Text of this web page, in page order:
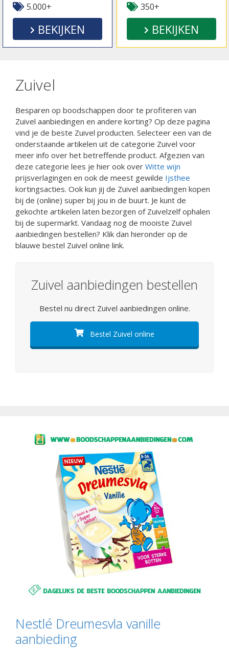
5.000+
BEKIJKEN
350+
BEKIJKEN
Zuivel
Besparen op boodschappen door te profiteren van
Zuivel aanbiedingen en andere korting? Op deze pagina
vind je de beste Zuivel producten. Selecteer een van de
onderstaande artikelen uit de categorie Zuivel voor
meer info over het betreffende product. Afgezien van
deze categorie lees je hier ook over Witte wijn
prijsverlagingen en ook de meest gewilde Ijsthee
kortingsacties. Ook kun jij de Zuivel aanbiedingen kopen
bij de (online) super bij jou in de buurt. Je kunt de
gekochte artikelen laten bezorgen of Zuivelzelf ophalen
bij de supermarkt. Vandaag nog de mooiste Zuivel
aanbiedingen bestellen? Klik dan hieronder op de
blauwe bestel Zuivel online link.
Zuivel aanbiedingen bestellen
Bestel nu direct Zuivel aanbiedingen online.
Bestel Zuivel online
Nestlé Dreumesvla vanille
aanbieding